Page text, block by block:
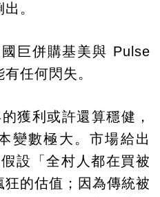
。
國巨併購基美與 Pulse
任何閃失。
獲利或許還算穩健，
變數極大。市場給出
設「全村人都在買被
的估值；因為傳統被